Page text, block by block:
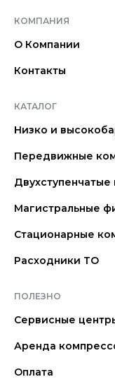
КОМПАНИЯ
О Компании
Контакты
КАТАЛОГ
Низко и
Передвижные
Магистральные
Стационарные
Расходники ТО
ПОЛЕЗНО
Сервисные
Аренда
Оплата